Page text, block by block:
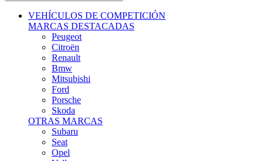
VEHÍCULOS DE COMPETICIÓN
MARCAS DESTACADAS
Peugeot
Citroën
Renault
Bmw
Mitsubishi
Ford
Porsche
Skoda
OTRAS MARCAS
Subaru
Seat
Opel